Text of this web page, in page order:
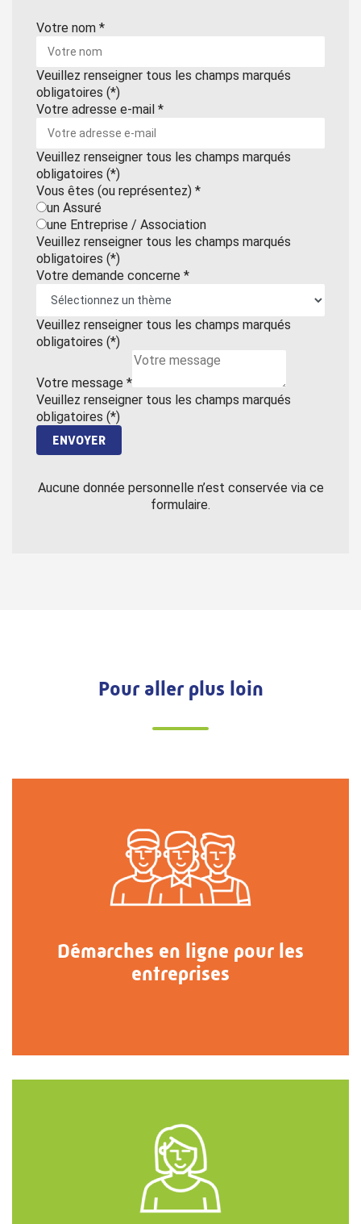
Votre nom *
Veuillez renseigner tous les champs marqués
obligatoires (*)
Votre adresse e-mail *
Veuillez renseigner tous les champs marqués
obligatoires (*)
Vous êtes (ou représentez) *
un Assuré
une Entreprise / Association
Veuillez renseigner tous les champs marqués
obligatoires (*)
Votre demande concerne *
Veuillez renseigner tous les champs marqués
obligatoires (*)
Votre message *
Veuillez renseigner tous les champs marqués
obligatoires (*)
ENVOYER
Aucune donnée personnelle n’est conservée via ce
formulaire.
Pour aller plus loin
Démarches en ligne pour les
entreprises